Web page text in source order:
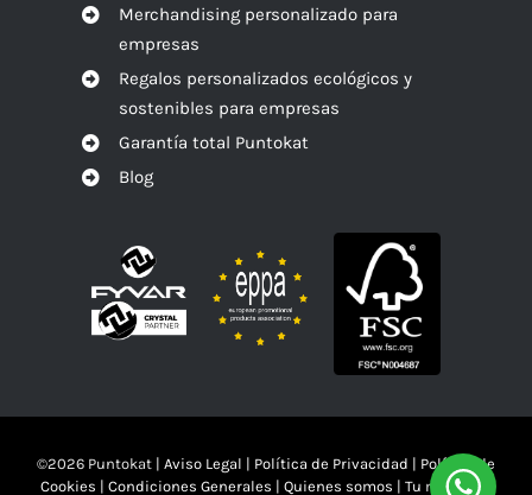
Merchandising personalizado para
empresas
Regalos personalizados ecológicos y
sostenibles para empresas
Garantía total Puntokat
Blog
©2026 Puntokat | Aviso Legal | Política de Privacidad | Política de
Cookies | Condiciones Generales | Quienes somos | Tu mandas!!